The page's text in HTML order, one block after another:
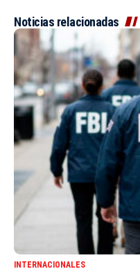
Noticias relacionadas
INTERNACIONALES